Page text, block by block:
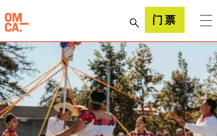
到
内
容
加州奥克兰博物馆(OMCA) 门票